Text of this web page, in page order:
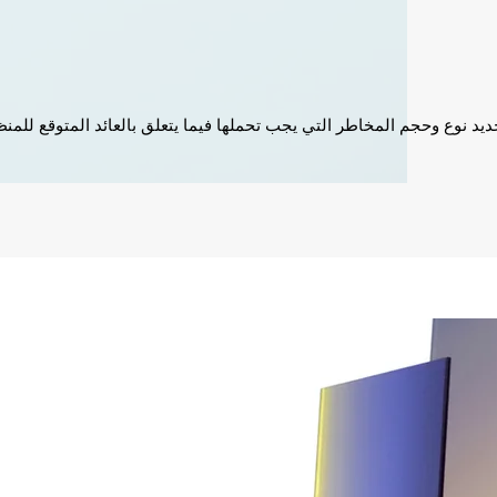
نوع وحجم المخاطر التي يجب تحملها فيما يتعلق بالعائد المتوقع